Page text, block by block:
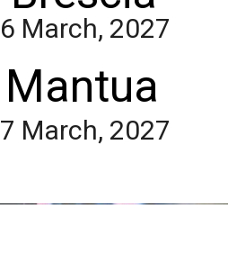
6 March, 2027
Mantua
7 March, 2027
Quale spettacolo
meraviglia per pubblici
Come valutare uno
25 giugno 2026